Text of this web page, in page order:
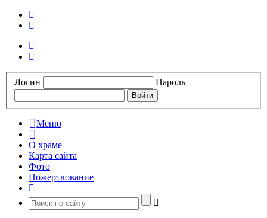
Логин Пароль
Меню
О храме
Карта сайта
Фото
Пожертвование